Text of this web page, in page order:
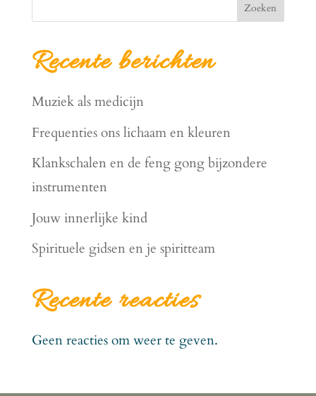
Zoeken
Recente berichten
Muziek als medicijn
Frequenties ons lichaam en kleuren
Klankschalen en de feng gong bijzondere
instrumenten
Jouw innerlijke kind
Spirituele gidsen en je spiritteam
Recente reacties
Geen reacties om weer te geven.